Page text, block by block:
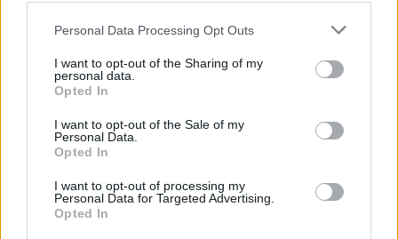
Personal Data Processing Opt Outs
I want to opt-out of the Sharing of my
personal data.
Opted In
I want to opt-out of the Sale of my
Personal Data.
Opted In
I want to opt-out of processing my
Personal Data for Targeted Advertising.
Opted In